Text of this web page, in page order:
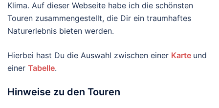
Klima. Auf dieser Webseite habe ich die schönsten
Touren zusammengestellt, die Dir ein traumhaftes
Naturerlebnis bieten werden.
Hierbei hast Du die Auswahl zwischen einer Karte und
einer Tabelle.
Hinweise zu den Touren